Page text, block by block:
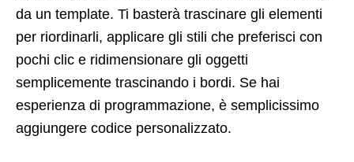
da un template. Ti basterà trascinare gli elementi
per riordinarli, applicare gli stili che preferisci con
pochi clic e ridimensionare gli oggetti
semplicemente trascinando i bordi. Se hai
esperienza di programmazione, è semplicissimo
aggiungere codice personalizzato.